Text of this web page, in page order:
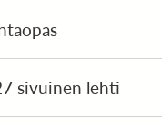
sivuinen lehti